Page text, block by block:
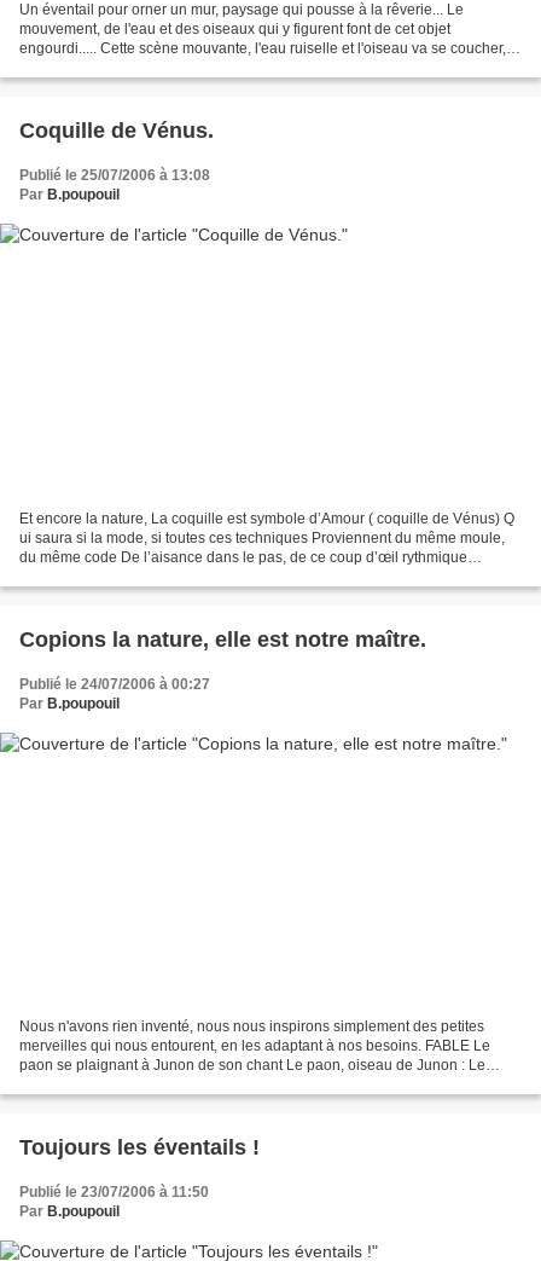
Un éventail pour orner un mur, paysage qui pousse à la rêverie... Le
mouvement, de l'eau et des oiseaux qui y figurent font de cet objet
engourdi..... Cette scène mouvante, l'eau ruiselle et l'oiseau va se coucher,
Coquille de Vénus.
Publié le 25/07/2006 à 13:08
Par B.poupouil
Et encore la nature, La coquille est symbole d’Amour ( coquille de Vénus) Q
ui saura si la mode, si toutes ces techniques Proviennent du même moule,
du même code De l’aisance dans le pas, de ce coup d’œil rythmique
Copions la nature, elle est notre maître.
Publié le 24/07/2006 à 00:27
Par B.poupouil
Nous n'avons rien inventé, nous nous inspirons simplement des petites
merveilles qui nous entourent, en les adaptant à nos besoins. FABLE Le
paon se plaignant à Junon de son chant Le paon, oiseau de Junon : Le
Toujours les éventails !
Publié le 23/07/2006 à 11:50
Par B.poupouil